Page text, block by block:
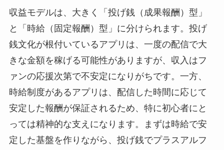
収益モデルは、大きく「投げ銭（成果報酬）型」
と「時給（固定報酬）型」に分けられます。投げ
銭文化が根付いているアプリは、一度の配信で大
きな金額を稼げる可能性がありますが、収入はフ
ァンの応援次第で不安定になりがちです。一方、
時給制度があるアプリは、配信した時間に応じて
安定した報酬が保証されるため、特に初心者にと
っては精神的な支えになります。まずは時給で安
定した基盤を作りながら、投げ銭でプラスアルフ